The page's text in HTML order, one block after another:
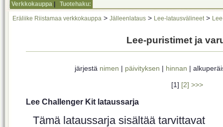
Verkkokauppa Tuotehaku:
Eräliike Riistamaa verkkokauppa > Jälleenlataus > Lee-latausvälineet >
Lee-puristimet ja
järjestä nimen | päivityksen | hinnan |
[1] [2] >>>
Lee Challenger Kit lataussarja
Tämä lataussarja sisältää tarvittavat